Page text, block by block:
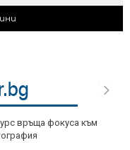
връща фокуса към